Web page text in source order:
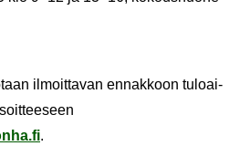
il­moit­ta­van en­nak­koon tu­loai­
.